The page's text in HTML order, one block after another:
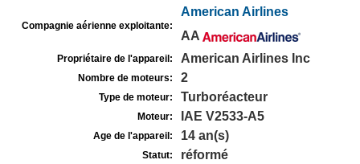
Compagnie aérienne exploitante:
American Airlines
AA
Propriétaire de l'appareil: American Airlines Inc
Nombre de moteurs: 2
Type de moteur: Turboréacteur
Moteur: IAE V2533-A5
Age de l'appareil: 14 an(s)
Statut: réformé